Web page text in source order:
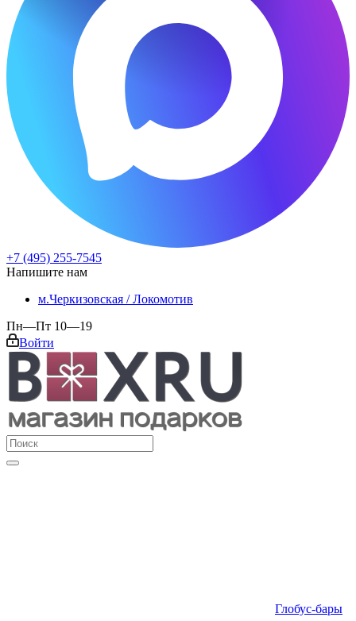
+7 (495) 255-7545
Напишите нам
м.Черкизовская / Локомотив
Пн—Пт 10—19
Войти
Глобус-бары